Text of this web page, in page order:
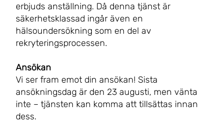
erbjuds anställning. Då denna tjänst är
säkerhetsklassad ingår även en
hälsoundersökning som en del av
rekryteringsprocessen.
Ansökan
Vi ser fram emot din ansökan! Sista
ansökningsdag är den 23 augusti, men vänta
inte – tjänsten kan komma att tillsättas innan
dess.